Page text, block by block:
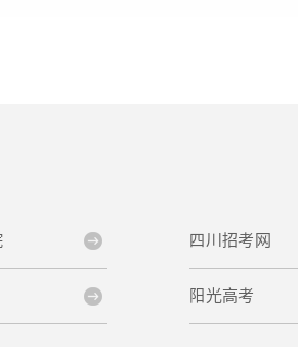
四川招考网
阳光高考